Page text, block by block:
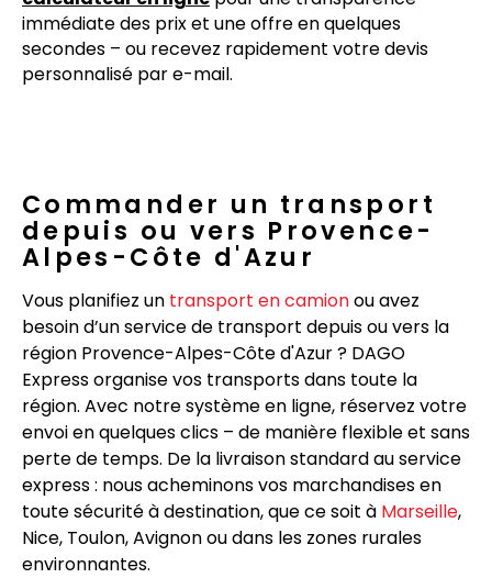
immédiate des prix et une offre en quelques
secondes – ou recevez rapidement votre devis
personnalisé par e-mail.
Commander un transport
depuis ou vers Provence-
Alpes-Côte d'Azur
Vous planifiez un transport en camionou avez
besoin d’un service de transport depuis ou vers la
région Provence-Alpes-Côte d'Azur ? DAGO
Express organise vos transports dans toute la
région. Avec notre système en ligne, réservez votre
envoi en quelques clics – de manière flexible et sans
perte de temps. De la livraison standard au service
express : nous acheminons vos marchandises en
toute sécurité à destination, que ce soit à Marseille,
Nice, Toulon, Avignon ou dans les zones rurales
environnantes.